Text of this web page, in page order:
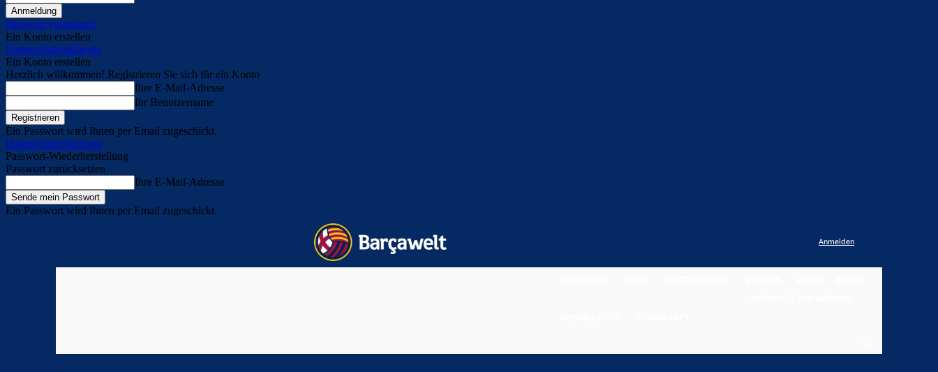
Passwort vergessen?
Ein Konto erstellen
Datenschutzerklärung
Ein Konto erstellen
Herzlich willkommen! Registrieren Sie sich für ein Konto
Ihre E-Mail-Adresse
Ihr Benutzername
Ein Passwort wird Ihnen per Email zugeschickt.
Datenschutzerklärung
Passwort-Wiederherstellung
Passwort zurücksetzen
Ihre E-Mail-Adresse
Ein Passwort wird Ihnen per Email zugeschickt.
Anmelden